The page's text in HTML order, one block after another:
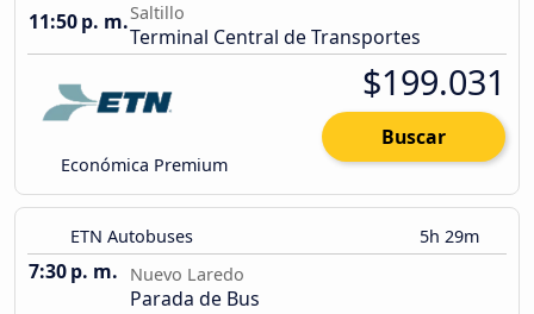
11:50 p. m.Saltillo
Terminal Central de Transportes
Económica Premium
$199.031
Buscar
ETN Autobuses 5h 29m
7:30 p. m. Nuevo Laredo
Parada de Bus